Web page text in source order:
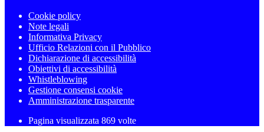
Cookie policy
Note legali
Informativa Privacy
Ufficio Relazioni con il Pubblico
Dichiarazione di accessibilità
Obiettivi di accessibilità
Whistleblowing
Gestione consensi cookie
Amministrazione trasparente
Pagina visualizzata 869 volte